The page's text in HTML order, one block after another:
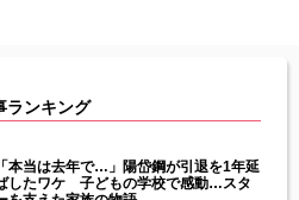
ランキング
「本当は去年で…」陽岱鋼が引退を1年延
したワケ 子どもの学校で感動…スタ